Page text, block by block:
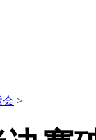
会 >